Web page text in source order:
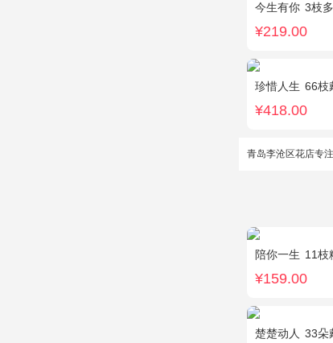
今生有你 3枝多头
¥219.00
珍惜人生 66枝
¥418.00
青岛李沧区花店专
陪你一生 11枝
¥159.00
楚楚动人 33朵